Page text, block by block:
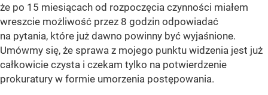
że po 15 miesiącach od rozpoczęcia czynności miałem
wreszcie możliwość przez 8 godzin odpowiadać
na pytania, które już dawno powinny być wyjaśnione.
Umówmy się, że sprawa z mojego punktu widzenia jest już
całkowicie czysta i czekam tylko na potwierdzenie
prokuratury w formie umorzenia postępowania.